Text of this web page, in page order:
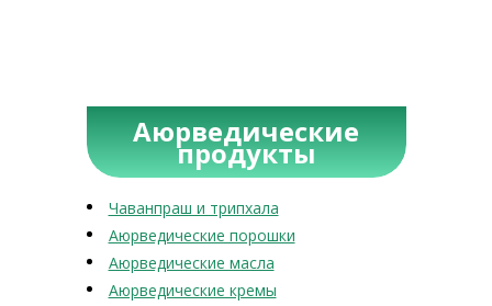
Аюрведические
продукты
Чаванпраш и трипхала
Аюрведические порошки
Аюрведические масла
Аюрведические кремы